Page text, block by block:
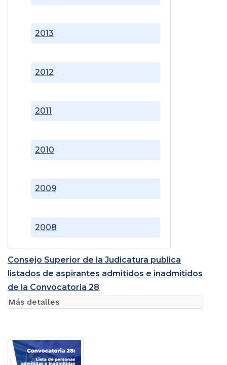
2008
2009
2010
2011
2012
2013
Consejo Superior de la Judicatura publica
listados de aspirantes admitidos e inadmitidos
de la Convocatoria 28
Más detalles